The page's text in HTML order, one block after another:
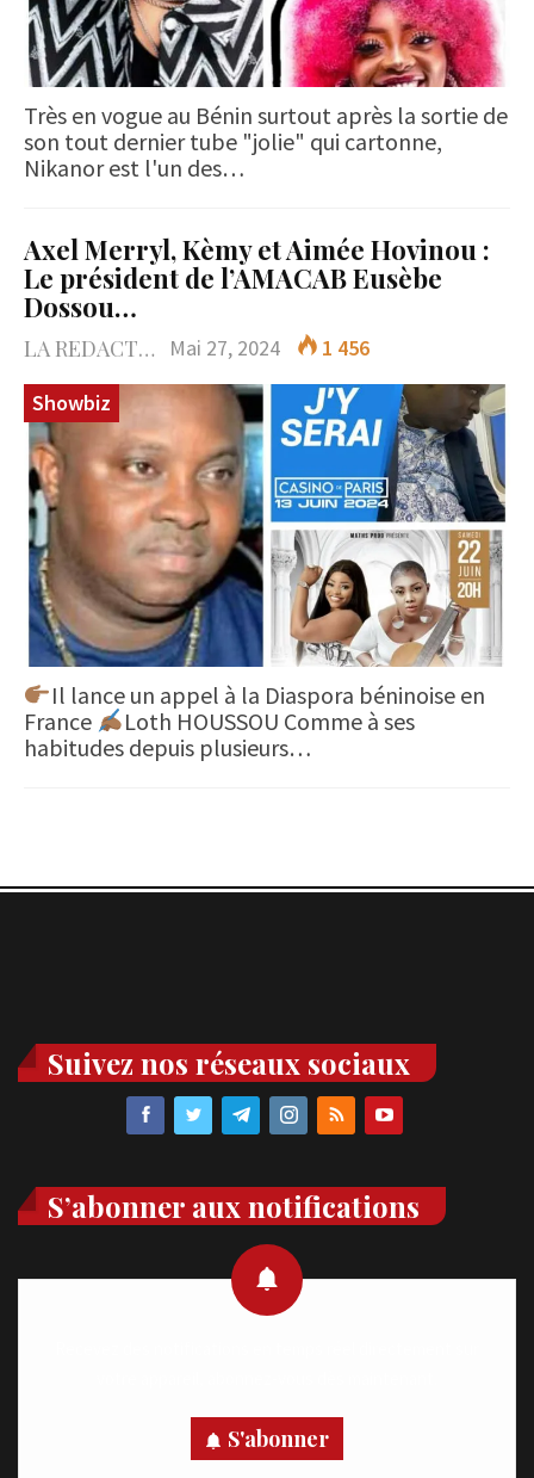
Très en vogue au Bénin surtout après la sortie de
son tout dernier tube "jolie" qui cartonne,
Nikanor est l'un des…
Axel Merryl, Kèmy et Aimée Hovinou :
Le président de l’AMACAB Eusèbe
Dossou…
LA REDACTION Mai 27, 2024
1 456
Showbiz
Il lance un appel à la Diaspora béninoise en
France
Loth HOUSSOU Comme à ses
habitudes depuis plusieurs…
Suivez nos réseaux sociaux
S’abonner aux notifications
S'abonner